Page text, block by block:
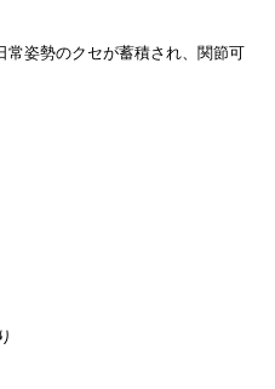
常姿勢のクセが蓄積され、関節可